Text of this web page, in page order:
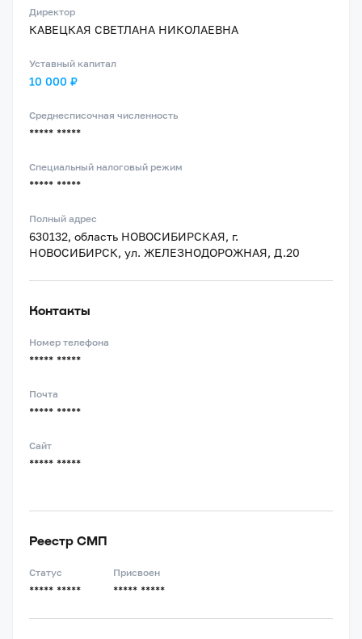
Директор
КАВЕЦКАЯ СВЕТЛАНА НИКОЛАЕВНА
Уставный капитал
10 000 ₽
Среднесписочная численность
***** *****
Специальный налоговый режим
***** *****
Полный адрес
630132, область НОВОСИБИРСКАЯ, г.
НОВОСИБИРСК, ул. ЖЕЛЕЗНОДОРОЖНАЯ, Д.20
Контакты
Номер телефона
***** *****
Почта
***** *****
Сайт
***** *****
Реестр СМП
Статус
***** *****
Присвоен
***** *****